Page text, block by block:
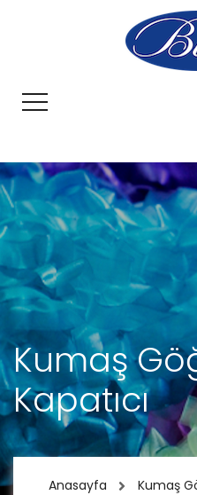
Kumaş
Kapatıcı
Anasayfa Kumaş